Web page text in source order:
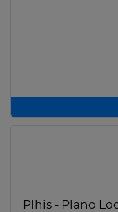
Plhis - Plano